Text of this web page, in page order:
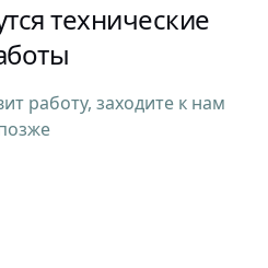
технические
работу, заходите к нам